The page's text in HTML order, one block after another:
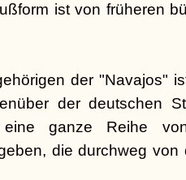
ist von früheren
der "Navajos"
der deutschen
ganze Reihe
die durchweg von